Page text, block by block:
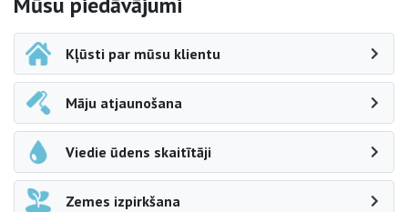
Sāna navigācija
Kļūsti par mūsu klientu
Māju atjaunošana
Viedie ūdens skaitītāji
Zemes izpirkšana